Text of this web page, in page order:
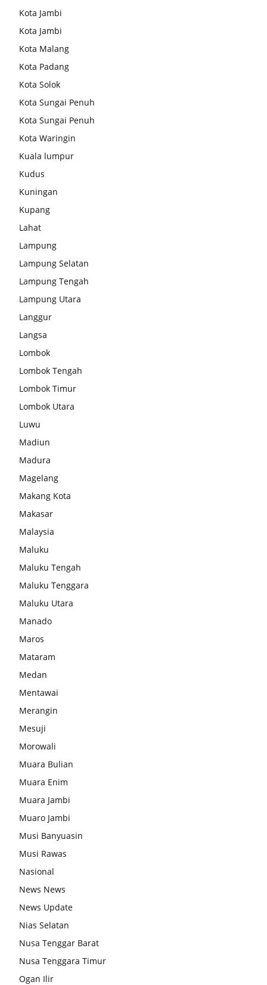
Kota Jambi
Kota Jambi
Kota Malang
Kota Padang
Kota Solok
Kota Sungai Penuh
Kota Sungai Penuh
Kota Waringin
Kuala lumpur
Kudus
Kuningan
Kupang
Lahat
Lampung
Lampung Selatan
Lampung Tengah
Lampung Utara
Langgur
Langsa
Lombok
Lombok Tengah
Lombok Timur
Lombok Utara
Luwu
Madiun
Madura
Magelang
Makang Kota
Makasar
Malaysia
Maluku
Maluku Tengah
Maluku Tenggara
Maluku Utara
Manado
Maros
Mataram
Medan
Mentawai
Merangin
Mesuji
Morowali
Muara Bulian
Muara Enim
Muara Jambi
Muaro Jambi
Musi Banyuasin
Musi Rawas
Nasional
News News
News Update
Nias Selatan
Nusa Tenggar Barat
Nusa Tenggara Timur
Ogan Ilir